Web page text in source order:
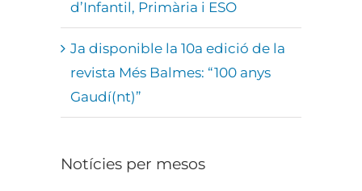
d’Infantil, Primària i ESO
Ja disponible la 10a edició de la
revista Més Balmes: “100 anys
Gaudí(nt)”
Notícies per mesos